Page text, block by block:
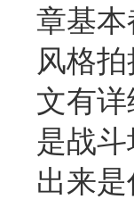
章基
风格
文有
是战
出来